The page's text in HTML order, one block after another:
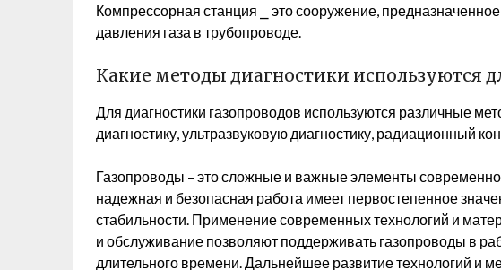
Компрессорная станция ⎯ это сооружение,
давления газа в трубопроводе.
Какие методы диагностики используются
Для диагностики газопроводов используются различные
диагностику, ультразвуковую диагностику, радиационный
Газопроводы – это сложные и важные элементы
надежная и безопасная работа имеет первостепенное
стабильности. Применение современных технологий и
и обслуживание позволяют поддерживать газопроводы в
длительного времени. Дальнейшее развитие технологий и